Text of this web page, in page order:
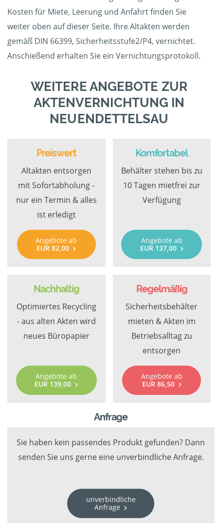
Kosten für Miete, Leerung und Anfahrt finden Sie
weiter oben auf dieser Seite. Ihre Altakten werden
gemäß DIN 66399, Sicherheitsstufe2/P4, vernichtet.
Anschießend erhalten Sie ein Vernichtungsprotokoll.
WEITERE ANGEBOTE ZUR
AKTENVERNICHTUNG IN
NEUENDETTELSAU
Preiswert
Altakten entsorgen
mit Sofortabholung -
nur ein Termin & alles
ist erledigt
Angebote ab
EUR 82,00
Komfortabel
Behälter stehen bis zu
10 Tagen mietfrei zur
Verfügung
Angebote ab
EUR 137,00
Nachhaltig
Optimiertes Recycling
- aus alten Akten wird
neues Büropapier
Angebote ab
EUR 139,00
Regelmäßig
Sicherheitsbehälter
mieten & Akten im
Betriebsalltag zu
entsorgen
Angebote ab
EUR 86,50
Anfrage
Sie haben kein passendes Produkt gefunden? Dann
senden Sie uns gerne eine unverbindliche Anfrage.
unverbindliche
Anfrage